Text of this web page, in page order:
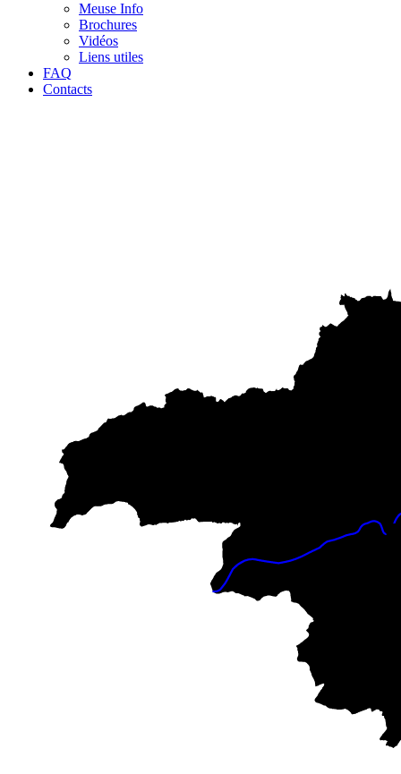
Meuse Info
Brochures
Vidéos
Liens utiles
FAQ
Contacts